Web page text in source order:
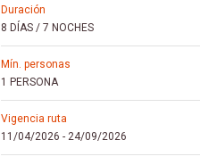
duración
8 DÍAS / 7 NOCHES
mín. personas
1 PERSONA
vigencia ruta
11/04/2026 - 24/09/2026